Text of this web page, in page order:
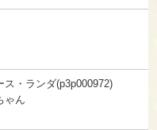
ス・ランダ(p3p000972)
ゃん